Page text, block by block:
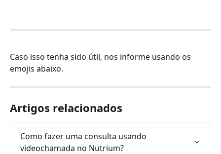
Caso isso tenha sido útil, nos informe usando os
emojis abaixo.
Artigos relacionados
Como fazer uma consulta usando
videochamada no Nutrium?